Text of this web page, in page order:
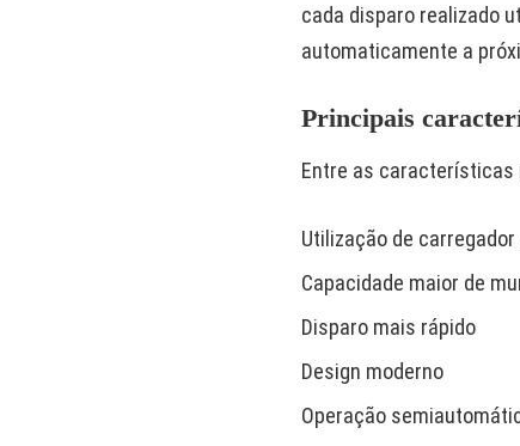
cada disparo realizado
automaticamente a
Principais
Entre as características
Utilização de
Capacidade maior de
Disparo mais rápido
Design moderno
Operação